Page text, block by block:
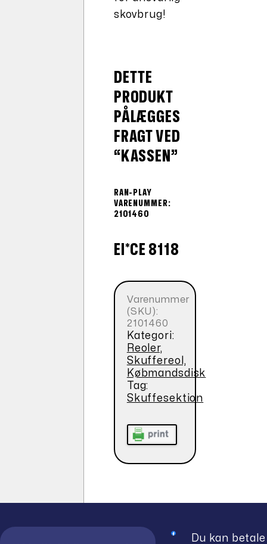
skovbrug!
DETTE
PRODUKT
PÅLÆGGES
FRAGT VED
“KASSEN”
RAN-PLAY
VARENUMMER:
2101460
EI*CE 8118
Varenummer
(SKU):
2101460
Kategori:
Reoler,
Skuffereol,
Købmandsdisk
Tag:
Skuffesektion
Du kan betale